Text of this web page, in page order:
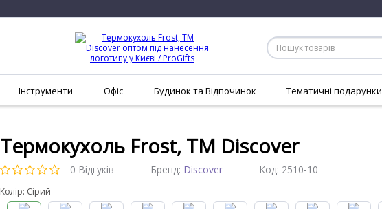
Інструменти Офіс Будинок та Відпочинок Тематичні подарунки
Термокухоль Frost, TM Discover
0 Відгуків Бренд: Discover Код: 2510-10
Колір: Сірий